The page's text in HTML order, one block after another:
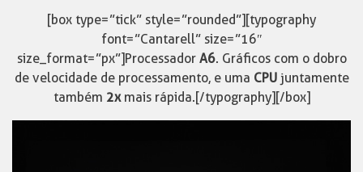
[box type=”tick” style=”rounded”][typography
font=”Cantarell” size=”16″
size_format=”px”]Processador A6. Gráficos com o dobro
de velocidade de processamento, e uma CPUjuntamente
também 2xmais rápida.[/typography][/box]